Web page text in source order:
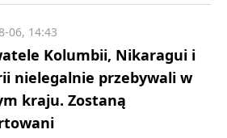
Kolumbii, Nikaragui i
nielegalnie przebywali w
kraju. Zostaną
06, 14:43